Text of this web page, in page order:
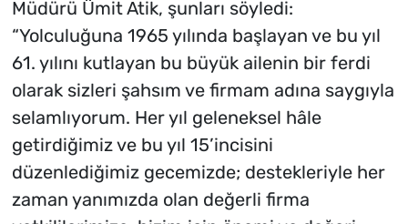
Müdürü Ümit Atik, şunları söyledi:
“Yolculuğuna 1965 yılında başlayan ve bu yıl
61. yılını kutlayan bu büyük ailenin bir ferdi
olarak sizleri şahsım ve firmam adına saygıyla
selamlıyorum. Her yıl geleneksel hâle
getirdiğimiz ve bu yıl 15’incisini
düzenlediğimiz gecemizde; destekleriyle her
zaman yanımızda olan değerli firma